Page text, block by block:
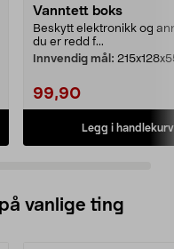
Vanntett boks
Beskytt elektronikk og
du er redd f...
Innvendig mål:
99,90
Legg i handlekurv
vanlige ting